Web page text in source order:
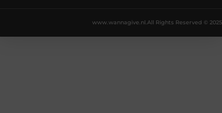
All Rights Reserved © 2025
www.wannagive.nl.